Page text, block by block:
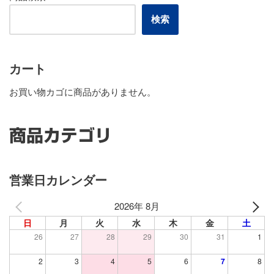
検索
カート
お買い物カゴに商品がありません。
商品カテゴリ
営業日カレンダー
2026年 8月
日 月 火 水 木 金 土
26 27 28 29 30 31 1
2 3 4 5 6 7 8